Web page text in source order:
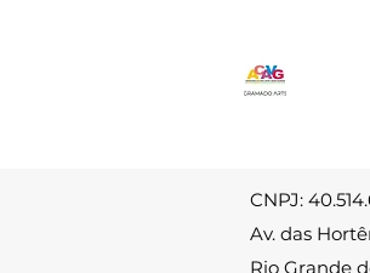
CNPJ:
Av. das
Rio Grande